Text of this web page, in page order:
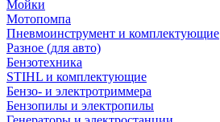
Мойки
Мотопомпа
Пневмоинструмент и комплектующие
Разное (для авто)
Бензотехника
STIHL и комплектующие
Бензо- и электротриммера
Бензопилы и электропилы